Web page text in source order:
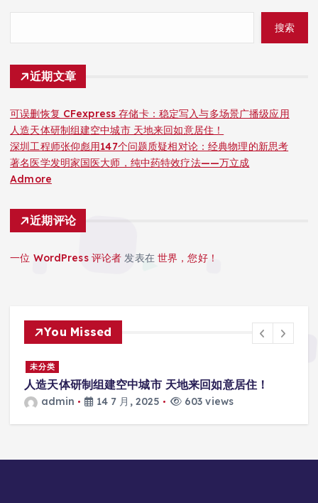
搜索
近期文章
可误删恢复 CFexpress 存储卡：稳定写入与多场景广播级应用
人造天体研制组建空中城市 天地来回如意居住！
深圳工程师张仰彪用147个问题质疑相对论：经典物理的新思考
著名医学发明家国医大师，纯中药特效疗法——万立成
Admore
近期评论
一位 WordPress 评论者 发表在世界，您好！
You Missed
未分类
人造天体研制组建空中城市 天地来回如意居住！
admin 14 7 月, 2025 603 views